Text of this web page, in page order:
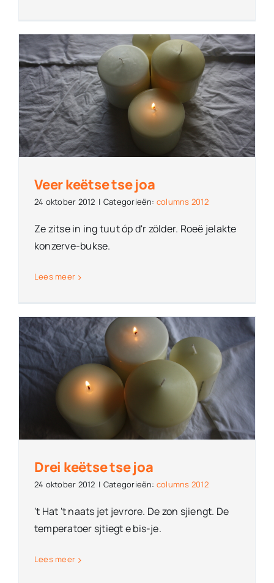
Veer keëtse tse joa
24 oktober 2012 | Categorieën: columns 2012
Ze zitse in ing tuut óp d'r zölder. Roeë jelakte
konzerve-bukse.
Lees meer
Drei keëtse tse joa
24 oktober 2012 | Categorieën: columns 2012
't Hat 't naats jet jevrore. De zon sjiengt. De
temperatoer sjtiegt e bis-je.
Lees meer